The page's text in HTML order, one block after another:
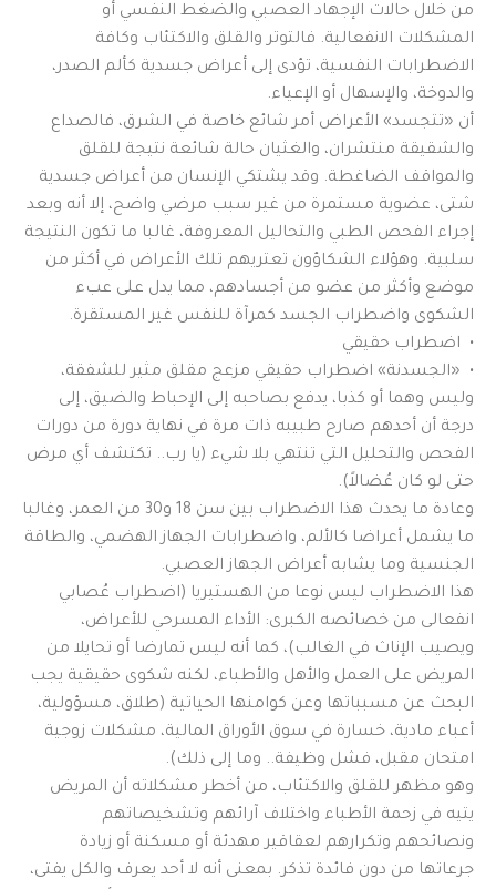
من خلال حالات الإجهاد العصبي والضغط النفسي أو
المشكلات الانفعالية. فالتوتر والقلق والاكتئاب وكافة
الاضطرابات النفسية، تؤدى إلى أعراض جسدية كألم الصدر،
والدوخة، والإسهال أو الإعياء.
أن «تتجسد» الأعراض أمر شائع خاصة في الشرق، فالصداع
والشقيقة منتشران، والغثيان حالة شائعة نتيجة للقلق
والمواقف الضاغطة. وقد يشتكي الإنسان من أعراض جسدية
شتى، عضوية مستمرة من غير سبب مرضي واضح، إلا أنه وبعد
إجراء الفحص الطبي والتحاليل المعروفة، غالبا ما تكون النتيجة
سلبية. وهؤلاء الشكاؤون تعتريهم تلك الأعراض في أكثر من
موضع وأكثر من عضو من أجسادهم، مما يدل على عبء
الشكوى واضطراب الجسد كمرآة للنفس غير المستقرة.
• اضطراب حقيقي
• «الجسدنة» اضطراب حقيقي مزعج مقلق مثير للشفقة،
وليس وهما أو كذبا، يدفع بصاحبه إلى الإحباط والضيق، إلى
درجة أن أحدهم صارح طبيبه ذات مرة في نهاية دورة من دورات
الفحص والتحليل التي تنتهي بلا شيء (يا رب.. تكتشف أي مرض
حتى لو كان عُضالاً).
وعادة ما يحدث هذا الاضطراب بين سن 18 و30 من العمر، وغالبا
ما يشمل أعراضا كالألم، واضطرابات الجهاز الهضمي، والطاقة
الجنسية وما يشابه أعراض الجهاز العصبي.
هذا الاضطراب ليس نوعا من الهستيريا (اضطراب عُصابي
انفعالى من خصائصه الكبرى: الأداء المسرحي للأعراض،
ويصيب الإناث في الغالب)، كما أنه ليس تمارضا أو تحايلا من
المريض على العمل والأهل والأطباء، لكنه شكوى حقيقية يجب
البحث عن مسبباتها وعن كوامنها الحياتية (طلاق، مسؤولية،
أعباء مادية، خسارة في سوق الأوراق المالية، مشكلات زوجية
امتحان مقبل، فشل وظيفة.. وما إلى ذلك).
وهو مظهر للقلق والاكتئاب، من أخطر مشكلاته أن المريض
يتيه في زحمة الأطباء واختلاف آرائهم وتشخيصاتهم
ونصائحهم وتكرارهم لعقاقير مهدئة أو مسكنة أو زيادة
جرعاتها من دون فائدة تذكر. بمعنى أنه لا أحد يعرف والكل يفتى،